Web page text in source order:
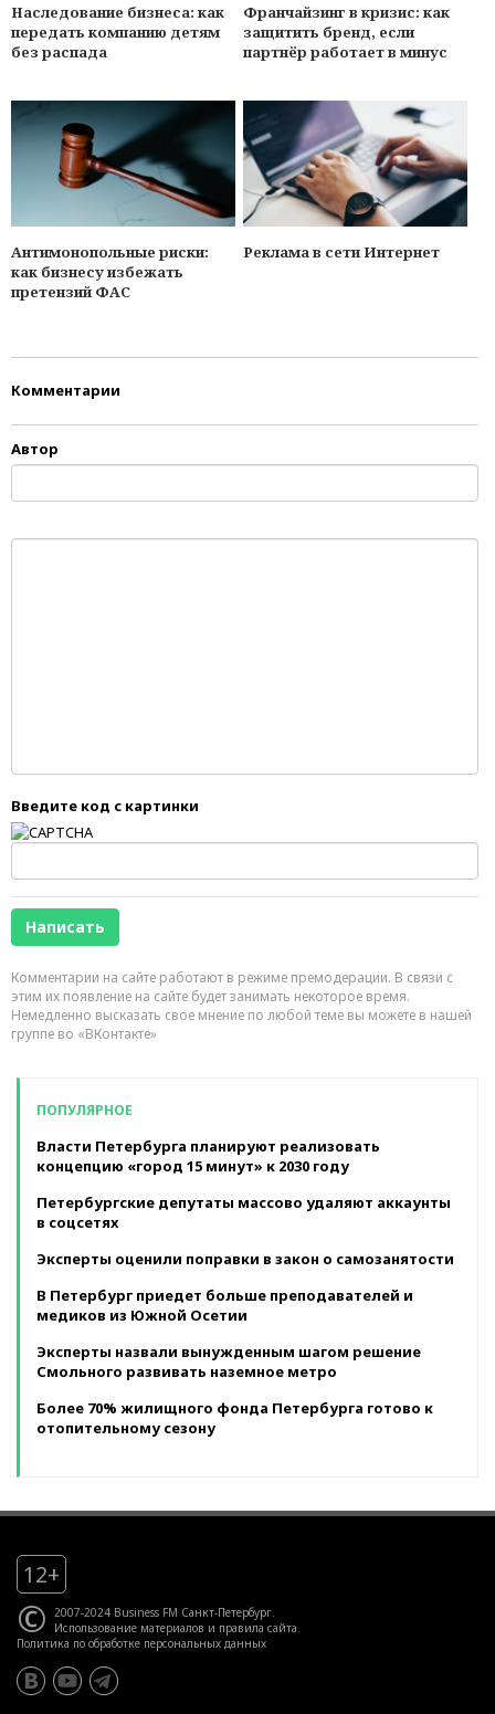
Наследование бизнеса: как
передать компанию детям
без распада
Франчайзинг в кризис: как
защитить бренд, если
партнёр работает в минуc
Антимонопольные риски:
как бизнесу избежать
претензий ФАС
Реклама в сети Интернет
Комментарии
Автор
Введите код с картинки
Комментарии на сайте работают в режиме премодерации. В связи с
этим их появление на сайте будет занимать некоторое время.
Немедленно высказать свое мнение по любой теме вы можете в нашей
группе во «ВКонтакте»
ПОПУЛЯРНОЕ
Власти Петербурга планируют реализовать
концепцию «город 15 минут» к 2030 году
Петербургские депутаты массово удаляют аккаунты
в соцсетях
Эксперты оценили поправки в закон о самозанятости
В Петербург приедет больше преподавателей и
медиков из Южной Осетии
Эксперты назвали вынужденным шагом решение
Смольного развивать наземное метро
Более 70% жилищного фонда Петербурга готово к
отопительному сезону
12+
© 2007-2024 Business FM Санкт-Петербург.
Использование материалов и правила сайта.
Политика по обработке персональных данных